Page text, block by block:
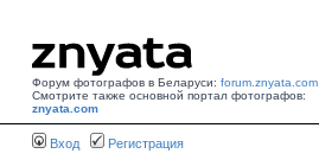
Форум фотографов в Беларуси: forum.znyata.com
Смотрите также основной портал фотографов:
znyata.com
Вход Регистрация